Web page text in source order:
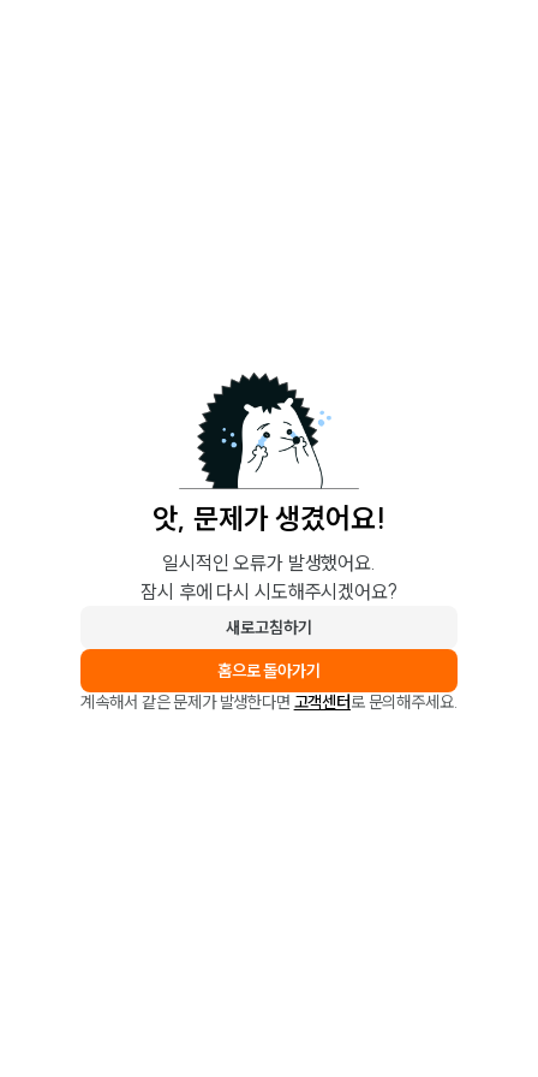
앗, 문제가 생겼어요!
일시적인 오류가 발생했어요.
잠시 후에 다시 시도해주시겠어요?
새로고침하기
홈으로 돌아가기
계속해서 같은 문제가 발생한다면 고객센터로 문의해주세요.